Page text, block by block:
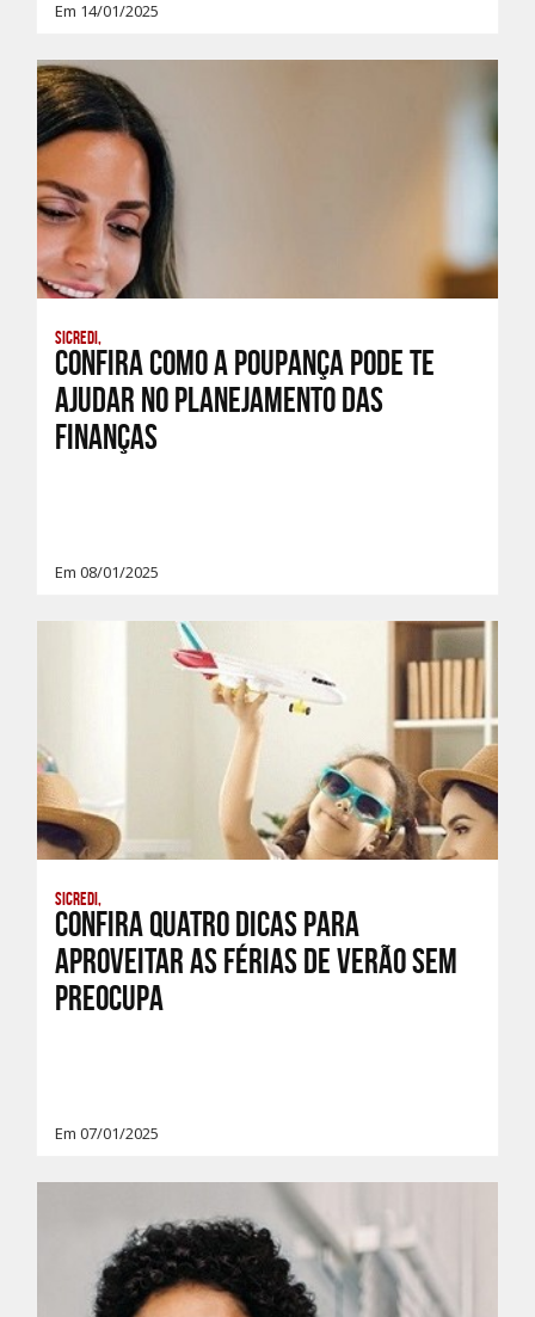
Em 14/01/2025
Sicredi,
Confira como a Poupança pode te
ajudar no planejamento das
finanças
Em 08/01/2025
Sicredi,
Confira quatro dicas para
aproveitar as Férias de Verão sem
preocupa
Em 07/01/2025